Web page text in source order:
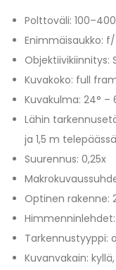
Polttoväli:
Enimmäisaukko:
Objektiivikiinnitys:
Kuvakoko: full
Kuvakulma: 24° –
Lähin
ja 1,5 m
Suurennus: 0,25x
Optinen rakenne:
Himmenninlehdet:
Tarkennustyyppi:
Kuvanvakain: